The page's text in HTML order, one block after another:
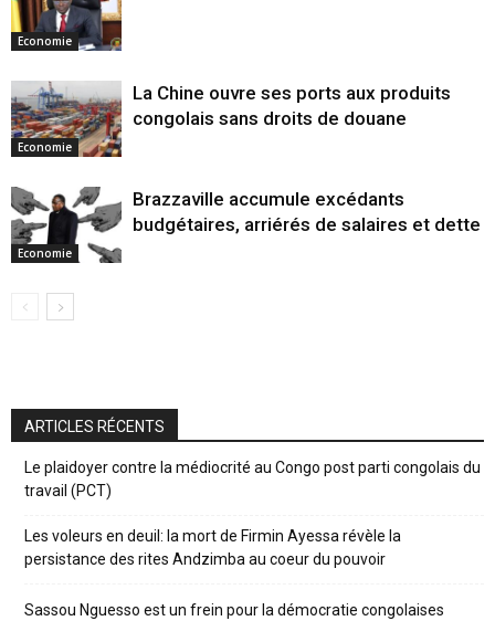
Economie
Economie
La Chine ouvre ses ports aux produits
congolais sans droits de douane
Economie
Brazzaville accumule excédants
budgétaires, arriérés de salaires et dette
ARTICLES RÉCENTS
Le plaidoyer contre la médiocrité au Congo post parti congolais du
travail (PCT)
Les voleurs en deuil: la mort de Firmin Ayessa révèle la
persistance des rites Andzimba au coeur du pouvoir
Sassou Nguesso est un frein pour la démocratie congolaises